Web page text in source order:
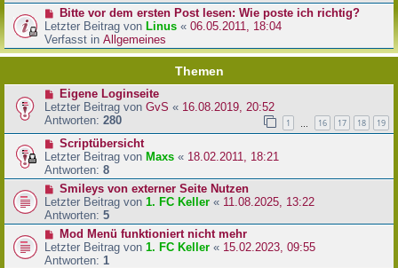
Bitte vor dem ersten Post lesen: Wie poste ich richtig?
Letzter Beitrag von Linus « 06.05.2011, 18:04
Verfasst in Allgemeines
Themen
Eigene Loginseite
Letzter Beitrag von GvS « 16.08.2019, 20:52
Antworten: 280 1 16 17 18 19
Scriptübersicht
Letzter Beitrag von Maxs « 18.02.2011, 18:21
Antworten: 8
Smileys von externer Seite Nutzen
Letzter Beitrag von 1. FC Keller « 11.08.2025, 13:22
Antworten: 5
Mod Menü funktioniert nicht mehr
Letzter Beitrag von 1. FC Keller « 15.02.2023, 09:55
Antworten: 1